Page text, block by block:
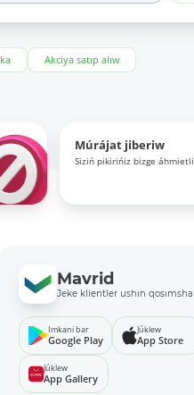
Akciya satıp alıw
Múrájat jiberiw
Siziń pikirińiz bizge áhmietli
Mavrid
Jeke klientler ushın qosımsha
Imkani bar
Google Play
Júklew
App Store
Júklew
App Gallery